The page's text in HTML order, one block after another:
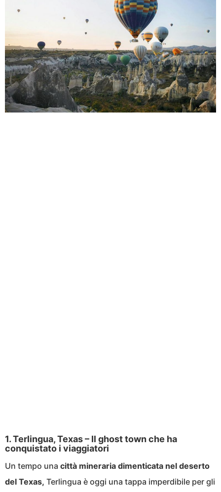
1. Terlingua, Texas – Il ghost town che ha
conquistato i viaggiatori
Un tempo una città mineraria dimenticata nel deserto
del Texas, Terlingua è oggi una tappa imperdibile per gli